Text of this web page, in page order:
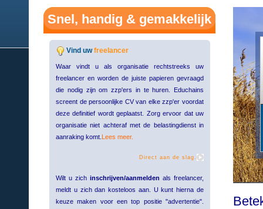
Snel, handig & gemakkelijk
Vind uwfreelancer
Waar vindt u als organisatie rechtstreeks uw
freelancer en worden de juiste papieren gevraagd
die nodig zijn om zzp'ers in te huren. Educhains
screent de persoonlijke CV van elke zzp'er voordat
deze definitief wordt geplaatst. Zorg ervoor dat uw
organisatie niet achteraf met de belastingdienst in
aanraking komt. Lees meer.
Direct aan de slag.
Wilt u zich inschrijven/aanmelden als freelancer,
meldt u zich dan kosteloos aan. U kunt hierna de
keuze maken voor een top positie "advertentie".